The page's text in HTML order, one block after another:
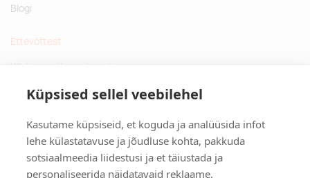
Küpsised sellel veebilehel
Kasutame küpsiseid, et koguda ja analüüsida infot
lehe külastatavuse ja jõudluse kohta, pakkuda
sotsiaalmeedia liidestusi ja et täiustada ja
personaliseerida näidatavaid reklaame.
Blogi
Ettevõttest
Küsimused ja vastused
Privaatsuspoliitika
Kontakt
Tulika põik 3, Tallinn
info@kinkston.ee